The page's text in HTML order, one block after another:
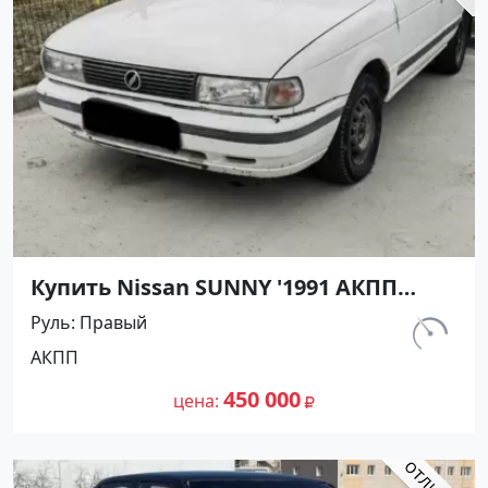
Купить Nissan SUNNY '1991 АКПП
(1400/75 л.с.) Бензин инжектор
Армавир цвет Черный Седан по
цене 450000 рублей, объявление
№27499 на сайте Авторынок23
км.
Руль Правый
АКПП
цена 450 000